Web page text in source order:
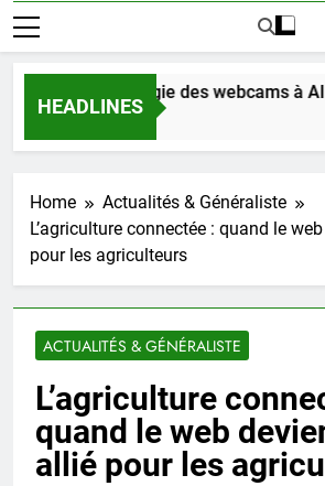
HEADLINES
la magie des webcams à
Ago
Home
Actualités & Généraliste
L’agriculture connectée : quand le
pour les agriculteurs
ACTUALITÉS & GÉNÉRALISTE
L’agriculture
quand le web
allié pour les